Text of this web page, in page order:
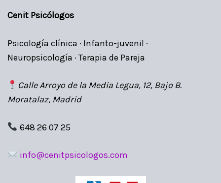
Cenit Psicólogos
Psicología clínica · Infanto-juvenil ·
Neuropsicología · Terapia de Pareja
Calle Arroyo de la Media Legua, 12, Bajo B.
Moratalaz, Madrid
648 26 07 25
info@cenitpsicologos.com